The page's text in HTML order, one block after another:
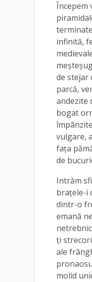
Începem
infinită,
de stejar
parcă,
andezite
bogat
vulgare,
faţa
de
Intrăm
braţele-i
dintr-o
emană
ţi
ale
molid